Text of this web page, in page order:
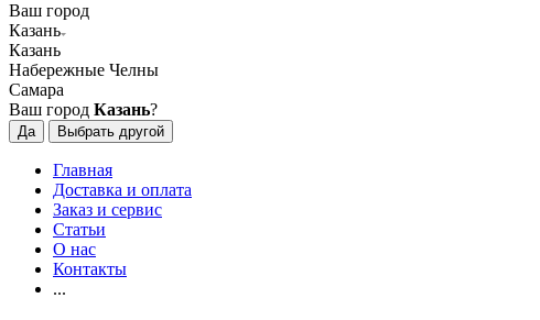
Ваш город
Казань
Казань
Набережные Челны
Самара
Ваш город Казань?
Да Выбрать другой
Главная
Доставка и оплата
Заказ и сервис
Статьи
О нас
Контакты
...